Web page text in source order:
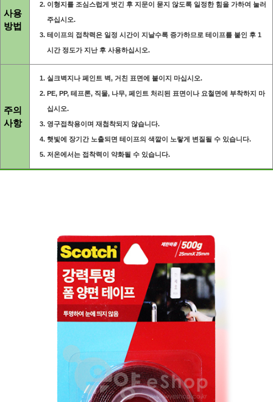
사용
방법
이형지를 조심스럽게 벗긴 후 지문이 묻지 않도록 일정한 힘을 가하여 눌러
주십시오.
테이프의 접착력은 일정 시간이 지날수록 증가하므로 테이프를 붙인 후 1
시간 정도가 지난 후 사용하십시오.
주의
사항
실크벽지나 페인트 벽, 거친 표면에 붙이지 마십시오.
PE, PP, 테프론, 직물, 나무, 페인트 처리된 표면이나 요철면에 부착하지 마
십시오.
영구접착용이며 재첩착되지 않습니다.
햇빛에 장기간 노출되면 테이프의 색깔이 노랗게 변질될 수 있습니다.
저온에서는 접착력이 약화될 수 있습니다.